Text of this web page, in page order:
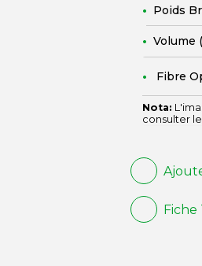
Poids
Volume
Fibre
Nota:
consulter
Fiche